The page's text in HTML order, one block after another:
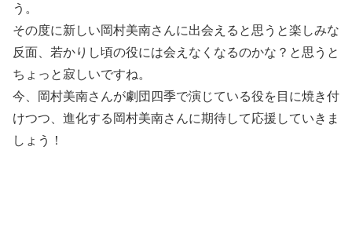
う。
その度に新しい岡村美南さんに出会えると思うと楽しみな
反面、若かりし頃の役には会えなくなるのかな？と思うと
ちょっと寂しいですね。
今、岡村美南さんが劇団四季で演じている役を目に焼き付
けつつ、進化する岡村美南さんに期待して応援していきま
しょう！